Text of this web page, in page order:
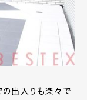
の出入りも楽々で